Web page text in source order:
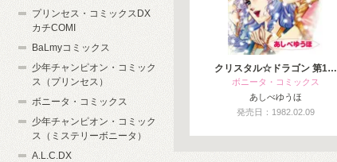
クリスタル☆ドラゴン 第1…
ボニータ・コミックス
あしべゆうほ
発売日：1982.02.09
プリンセス・コミックスDX
カチCOMI
BaLmyコミックス
少年チャンピオン・コミック
ス（プリンセス）
ボニータ・コミックス
少年チャンピオン・コミック
ス（ミステリーボニータ）
A.L.C.DX